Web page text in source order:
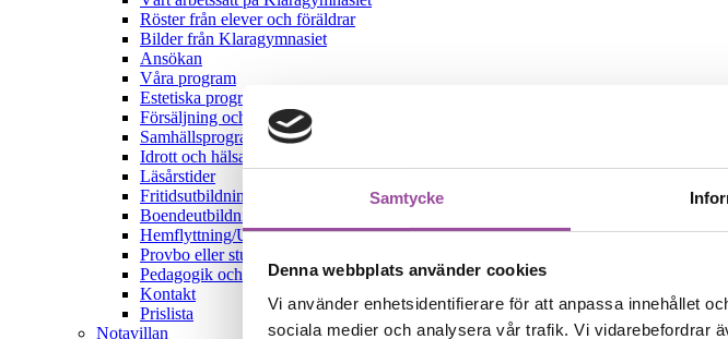
Samtycke
Denna webbplats använder cookies
Vi använder enhetsidentifierare för att anpassa innehållet
sociala medier och analysera vår trafik. Vi vidarebefordrar
Röster från elever och föräldrar
Bilder från Klaragymnasiet
Ansökan
Våra program
Estetiska programmet
Försäljning och serviceprogrammet
Samhällsprogrammet
Idrott och hälsa
Läsårstider
Fritidsutbildning
Boendeutbildning
Hemflyttning/Utslussning
Provbo eller studiebesök
Pedagogik och metodik
Kontakt
Prislista
Notavillan